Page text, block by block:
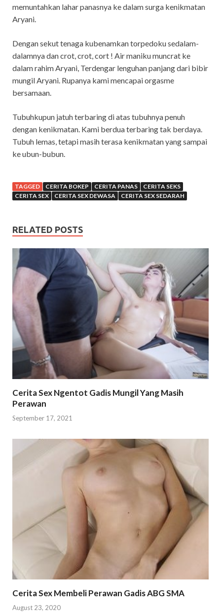
memuntahkan lahar panasnya ke dalam surga kenikmatan
Aryani.
Dengan sekut tenaga kubenamkan torpedoku sedalam-
dalamnya dan crot, crot, cort ! Air maniku muncrat ke
dalam rahim Aryani, Terdengar lenguhan panjang dari bibir
mungil Aryani. Rupanya kami mencapai orgasme
bersamaan.
Tubuhkupun jatuh terbaring di atas tubuhnya penuh
dengan kenikmatan. Kami berdua terbaring tak berdaya.
Tubuh lemas, tetapi masih terasa kenikmatan yang sampai
ke ubun-bubun.
TAGGED CERITA BOKEP CERITA PANAS
CERITA SEKS
CERITA SEX
CERITA SEX DEWASA CERITA SEX SEDARAH
RELATED POSTS
Cerita Sex Ngentot Gadis Mungil Yang Masih
Perawan
September 17, 2021
Cerita Sex Membeli Perawan Gadis ABG SMA
August 23, 2020